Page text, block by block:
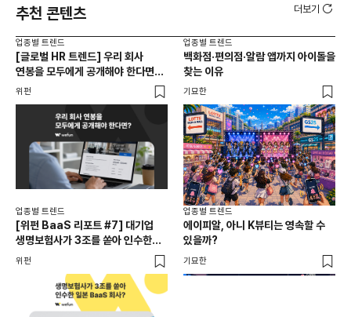
추천 콘텐츠 더보기
업종별 트렌드
[글로벌 HR 트렌드] 우리 회사
연봉을 모두에게 공개해야 한다면? |
급여 투명성 법, 해외 사례, 연봉
위펀
업종별 트렌드
백화점·편의점·알람 앱까지 아이돌을
찾는 이유
기묘한
업종별 트렌드
[위펀 BaaS 리포트 #7] 대기업
생명보험사가 3조를 쏟아 인수한
일본 BaaS 회사의 정체는?
위펀
업종별 트렌드
에이피알, 아니 K뷰티는 영속할 수
있을까?
기묘한